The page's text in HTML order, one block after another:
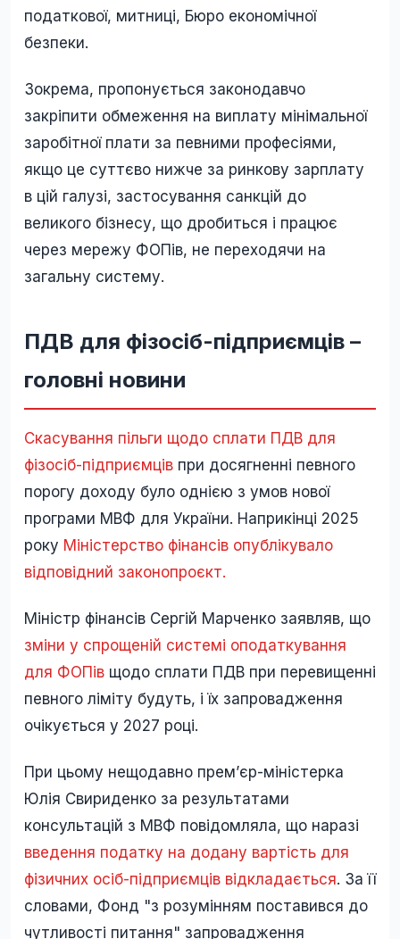
податкової, митниці, Бюро економічної
безпеки.
Зокрема, пропонується законодавчо
закріпити обмеження на виплату мінімальної
заробітної плати за певними професіями,
якщо це суттєво нижче за ринкову зарплату
в цій галузі, застосування санкцій до
великого бізнесу, що дробиться і працює
через мережу ФОПів, не переходячи на
загальну систему.
ПДВ для фізосіб-підприємців –
головні новини
Скасування пільги щодо сплати ПДВ для
фізосіб-підприємців при досягненні певного
порогу доходу було однією з умов нової
програми МВФ для України. Наприкінці 2025
року Міністерство фінансів опублікувало
відповідний законопроєкт.
Міністр фінансів Сергій Марченко заявляв, що
зміни у спрощеній системі оподаткування
для ФОПів щодо сплати ПДВ при перевищенні
певного ліміту будуть, і їх запровадження
очікується у 2027 році.
При цьому нещодавно прем’єр-міністерка
Юлія Свириденко за результатами
консультацій з МВФ повідомляла, що наразі
введення податку на додану вартість для
фізичних осіб-підприємців відкладається. За її
словами, Фонд "з розумінням поставився до
чутливості питання" запровадження